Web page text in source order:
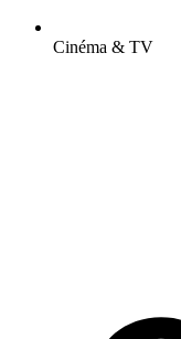
Cinéma & TV